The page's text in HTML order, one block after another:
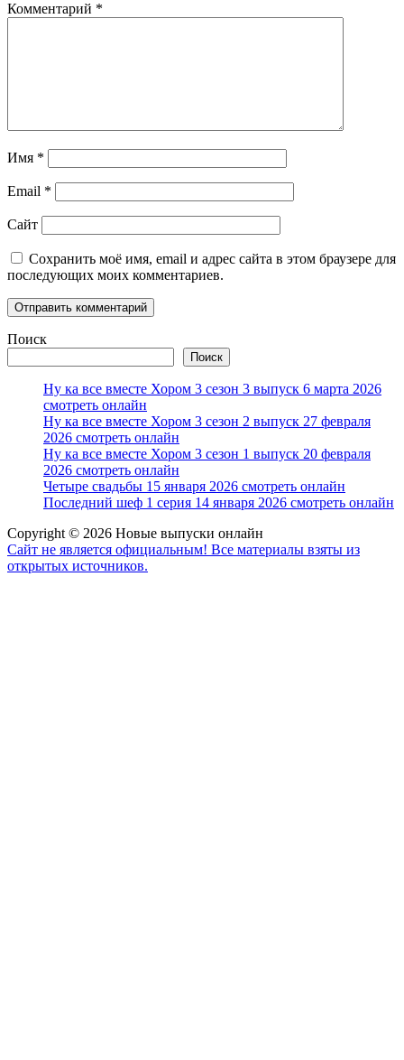
Комментарий *
Имя *
Email *
Сайт
Сохранить моё имя, email и адрес сайта в этом браузере для
последующих моих комментариев.
Поиск
Поиск
Ну ка все вместе Хором 3 сезон 3 выпуск 6 марта 2026
смотреть онлайн
Ну ка все вместе Хором 3 сезон 2 выпуск 27 февраля
2026 смотреть онлайн
Ну ка все вместе Хором 3 сезон 1 выпуск 20 февраля
2026 смотреть онлайн
Четыре свадьбы 15 января 2026 смотреть онлайн
Последний шеф 1 серия 14 января 2026 смотреть онлайн
Copyright © 2026 Новые выпуски онлайн
Сайт не является официальным! Все материалы взяты из
открытых источников.